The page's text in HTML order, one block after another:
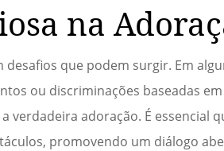
na
que podem surgir. Em
ou discriminações baseadas
verdadeira adoração. É essencial
promovendo um diálogo